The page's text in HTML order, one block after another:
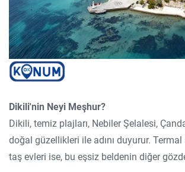
Dikili'nin Neyi Meşhur?
Dikili, temiz plajları, Nebiler Şelalesi,
doğal güzellikleri ile adını duyurur. Termal
taş evleri ise, bu eşsiz beldenin diğer